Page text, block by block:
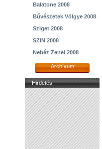
Balatone 2008
Bűvészetek Völgye 2008
Sziget 2008
SZIN 2008
Nehéz Zenei 2008
Archívum
Hirdetés